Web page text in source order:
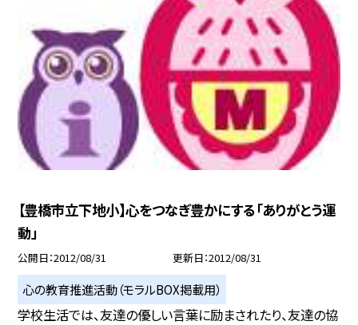
【豊橋市立下地小】心をつなぎ豊かにする「ありがとう運
動」
公開日 2012/08/31 更新日 2012/08/31
心の教育推進活動（モラルBOX掲載用）
学校生活では、友達の優しい言葉に励まされたり、友達の協